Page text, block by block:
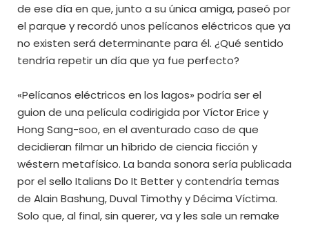
de ese día en que, junto a su única amiga, paseó por
el parque y recordó unos pelícanos eléctricos que ya
no existen será determinante para él. ¿Qué sentido
tendría repetir un día que ya fue perfecto?
«Pelícanos eléctricos en los lagos» podría ser el
guion de una película codirigida por Víctor Erice y
Hong Sang-soo, en el aventurado caso de que
decidieran filmar un híbrido de ciencia ficción y
wéstern metafísico. La banda sonora sería publicada
por el sello Italians Do It Better y contendría temas
de Alain Bashung, Duval Timothy y Décima Víctima.
Solo que, al final, sin querer, va y les sale un remake